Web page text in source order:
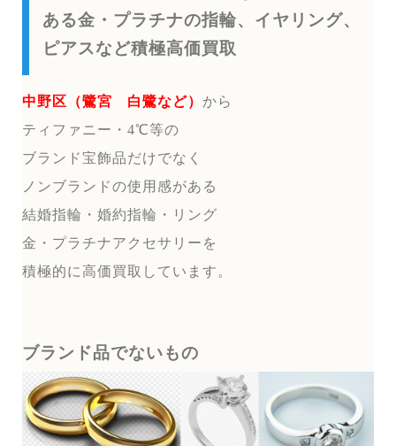
ある金・プラチナの指輪、イヤリング、
ピアスなど積極高価買取
中野区（鷺宮 白鷺など） から
ティファニー・4℃等の
ブランド宝飾品だけでなく
ノンブランドの使用感がある
結婚指輪・婚約指輪・リング
金・プラチナアクセサリーを
積極的に高価買取しています。
ブランド品でないもの